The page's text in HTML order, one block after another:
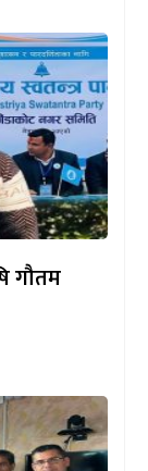
गौतम